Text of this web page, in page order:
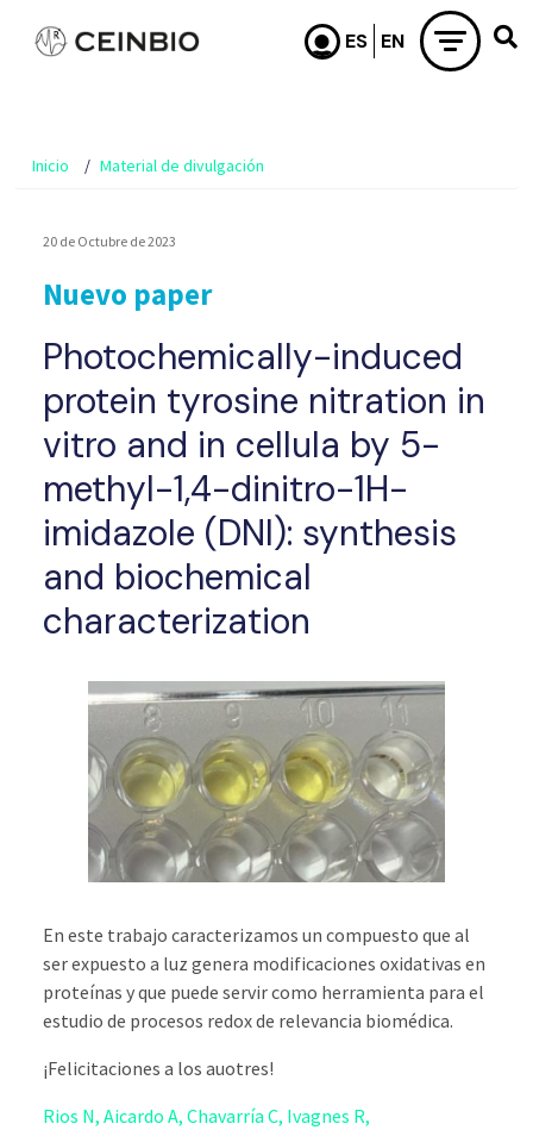
Pasar al contenido principal
Inicio Material de divulgación
20 de Octubre de 2023
Nuevo paper
Photochemically-induced
protein tyrosine nitration in
vitro and in cellula by 5-
methyl-1,4-dinitro-1H-
imidazole (DNI): synthesis
and biochemical
characterization
En este trabajo caracterizamos un compuesto que al
ser expuesto a luz genera modificaciones oxidativas en
proteínas y que puede servir como herramienta para el
estudio de procesos redox de relevancia biomédica.
¡Felicitaciones a los auotres!
Rios N, Aicardo A, Chavarría C, Ivagnes R,